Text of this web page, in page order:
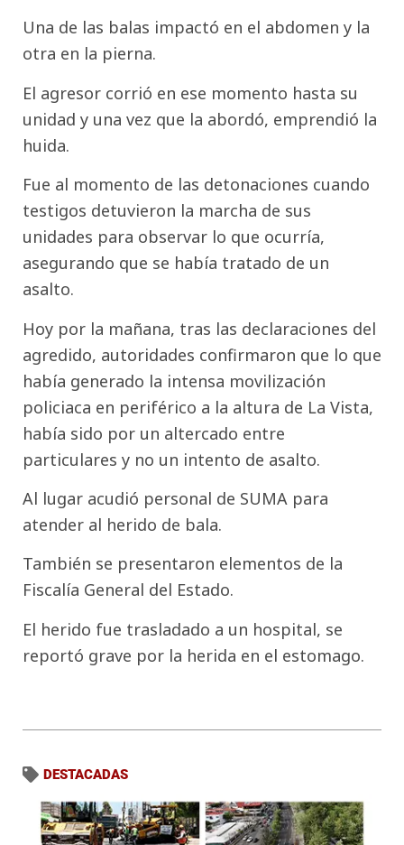
Una de las balas impactó en el abdomen y la
otra en la pierna.
El agresor corrió en ese momento hasta su
unidad y una vez que la abordó, emprendió la
huida.
Fue al momento de las detonaciones cuando
testigos detuvieron la marcha de sus
unidades para observar lo que ocurría,
asegurando que se había tratado de un
asalto.
Hoy por la mañana, tras las declaraciones del
agredido, autoridades confirmaron que lo que
había generado la intensa movilización
policiaca en periférico a la altura de La Vista,
había sido por un altercado entre
particulares y no un intento de asalto.
Al lugar acudió personal de SUMA para
atender al herido de bala.
También se presentaron elementos de la
Fiscalía General del Estado.
El herido fue trasladado a un hospital, se
reportó grave por la herida en el estomago.
DESTACADAS